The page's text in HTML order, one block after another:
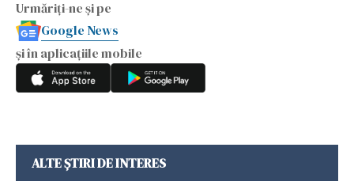
Urmăriți-ne și pe
Google News
și în aplicațiile mobile
ALTE ȘTIRI DE INTERES